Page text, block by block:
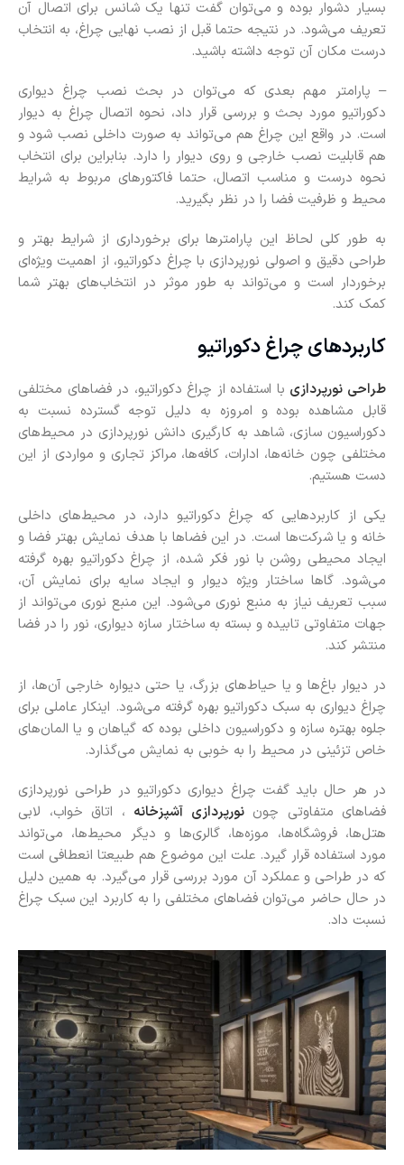
بسیار دشوار بوده و می‌توان گفت تنها یک شانس برای اتصال آن
تعریف می‌شود. در نتیجه حتما قبل از نصب نهایی چراغ، به انتخاب
درست مکان آن توجه داشته باشید.
– پارامتر مهم بعدی که می‌توان در بحث نصب چراغ دیواری
دکوراتیو مورد بحث و بررسی قرار داد، نحوه اتصال چراغ به دیوار
است. در واقع این چراغ هم می‌تواند به صورت داخلی نصب شود و
هم قابلیت نصب خارجی و روی دیوار را دارد. بنابراین برای انتخاب
نحوه درست و مناسب اتصال، حتما فاکتورهای مربوط به شرایط
محیط و ظرفیت فضا را در نظر بگیرید.
به طور کلی لحاظ این پارامترها برای برخورداری از شرایط بهتر و
طراحی دقیق و اصولی نورپردازی با چراغ دکوراتیو، از اهمیت ویژه‌ای
برخوردار است و می‌تواند به طور موثر در انتخاب‌های بهتر شما
کمک کند.
کاربردهای چراغ دکوراتیو
طراحی نورپردازی با استفاده از چراغ دکوراتیو، در فضاهای مختلفی
قابل مشاهده بوده و امروزه به دلیل توجه گسترده نسبت به
دکوراسیون سازی، شاهد به کارگیری دانش نورپردازی در محیط‌های
مختلفی چون خانه‌ها، ادارات، کافه‌ها، مراکز تجاری و مواردی از این
دست هستیم.
یکی از کاربردهایی که چراغ دکوراتیو دارد، در محیط‌های داخلی
خانه و یا شرکت‌ها است. در این فضاها با هدف نمایش بهتر فضا و
ایجاد محیطی روشن با نور فکر شده، از چراغ دکوراتیو بهره گرفته
می‌شود. گاها ساختار ویژه دیوار و ایجاد سایه برای نمایش آن،
سبب تعریف نیاز به منبع نوری می‌شود. این منبع نوری می‌تواند از
جهات متفاوتی تابیده و بسته به ساختار سازه دیواری، نور را در فضا
منتشر کند.
در دیوار باغ‌ها و یا حیاط‌های بزرگ‌، یا حتی دیواره خارجی آن‌ها، از
چراغ دیواری به سبک دکوراتیو بهره گرفته می‌شود. اینکار عاملی برای
جلوه بهتره سازه و دکوراسیون‌ داخلی بوده که گیاهان و یا المان‌های
خاص تزئینی در محیط را به خوبی به نمایش می‌گذارد.
در هر حال باید گفت چراغ دیواری دکوراتیو در طراحی نورپردازی
فضاهای متفاوتی چوننورپردازی آشپزخانه ، اتاق خواب، لابی
هتل‌ها، فروشگاه‌ها، موزه‌ها، گالری‌ها و دیگر محیط‌ها، می‌تواند
مورد استفاده قرار گیرد. علت این موضوع هم طبیعتا انعطافی است
که در طراحی و عملکرد آن مورد بررسی قرار می‌گیرد. به همین دلیل
در حال حاضر می‌توان فضاهای مختلفی را به کاربرد این سبک چراغ
نسبت داد.